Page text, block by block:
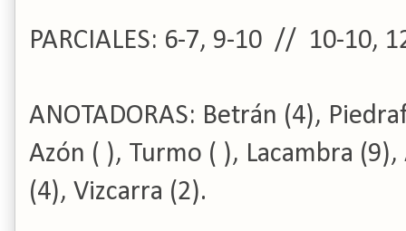
PARCIALES: 6-7, 9-10 // 10-10,
ANOTADORAS: Betrán (4),
Azón ( ), Turmo ( ), Lacambra
(4), Vizcarra (2).